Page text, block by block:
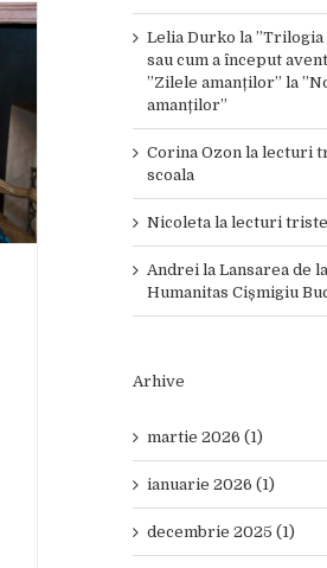
Lelia Durko la ”Trilogia
sau cum a început
”Zilele amanților” la
amanților”
Corina Ozon la lecturi
scoala
Nicoleta la lecturi triste
Andrei la Lansarea de
Humanitas Cișmigiu
Arhive
martie 2026 (1)
ianuarie 2026 (1)
decembrie 2025 (1)